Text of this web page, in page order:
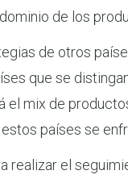
de los
de otros
que se
el mix de
países se
realizar el